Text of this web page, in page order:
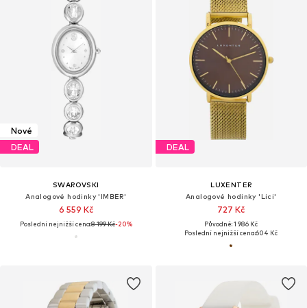
Nové
DEAL
SWAROVSKI
Analogové hodinky 'IMBER'
6 559 Kč
Poslední nejnižší cena:8 199 Kč-20%
DEAL
LUXENTER
Analogové hodinky 'Lici'
727 Kč
Původně: 1 986 Kč
Poslední nejnižší cena:604 Kč